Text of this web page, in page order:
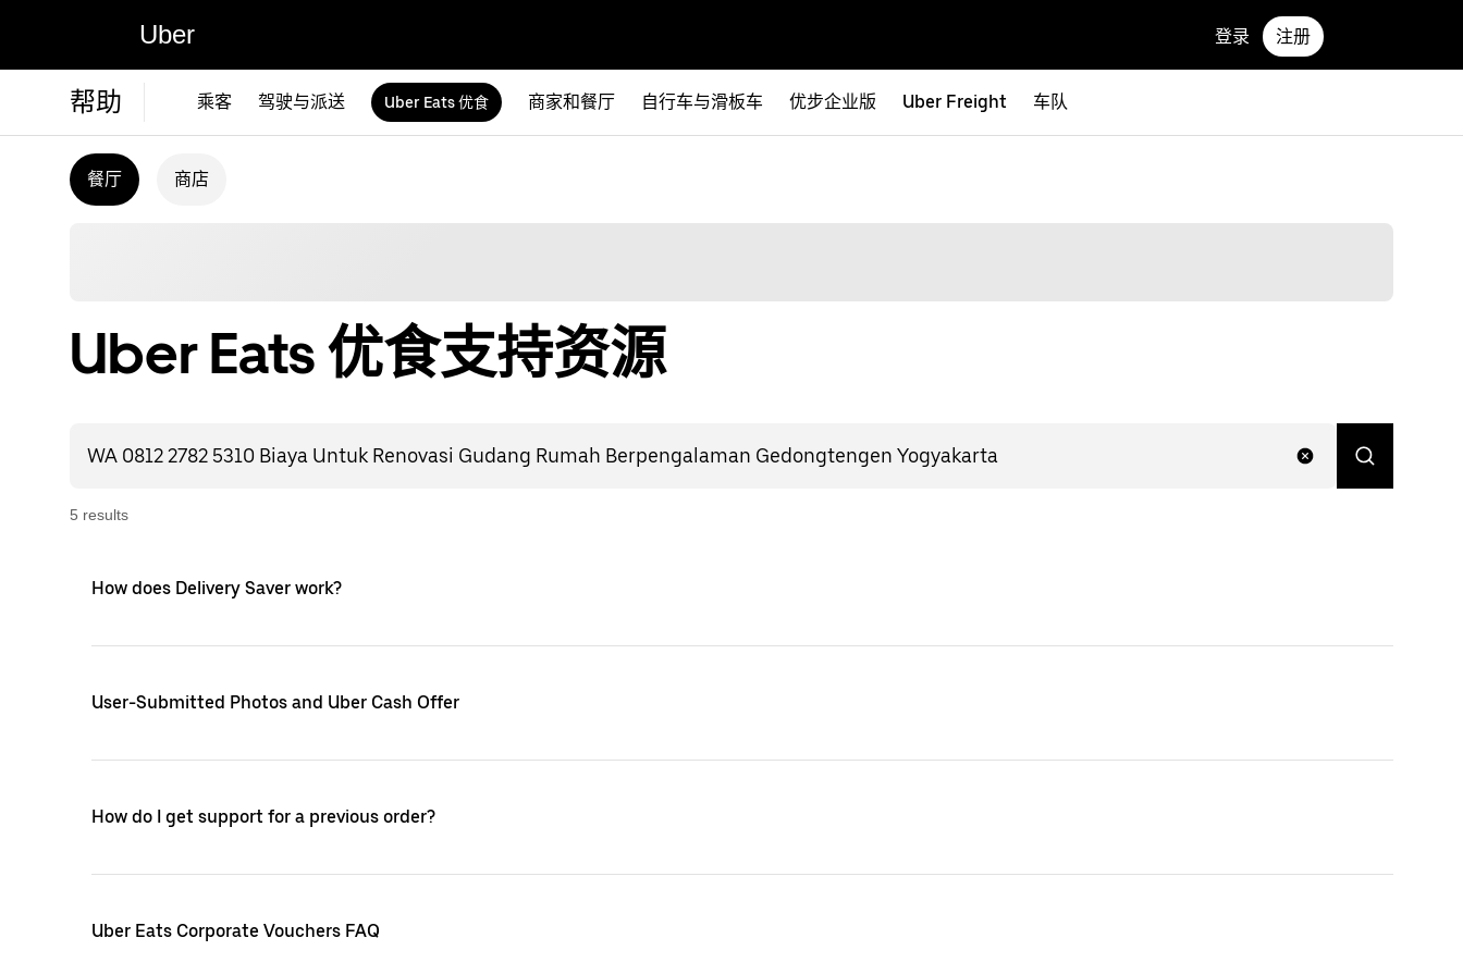
Uber 登录 注册
帮助 乘客 驾驶与派送 Uber Eats 优食 商家和餐厅 自行车与滑板车 优步企业版 Uber Freight 车队
餐厅 商店
Uber Eats 优食支持资源
5 results
How does Delivery Saver work?
User-Submitted Photos and Uber Cash Offer
How do I get support for a previous order?
Uber Eats Corporate Vouchers FAQ